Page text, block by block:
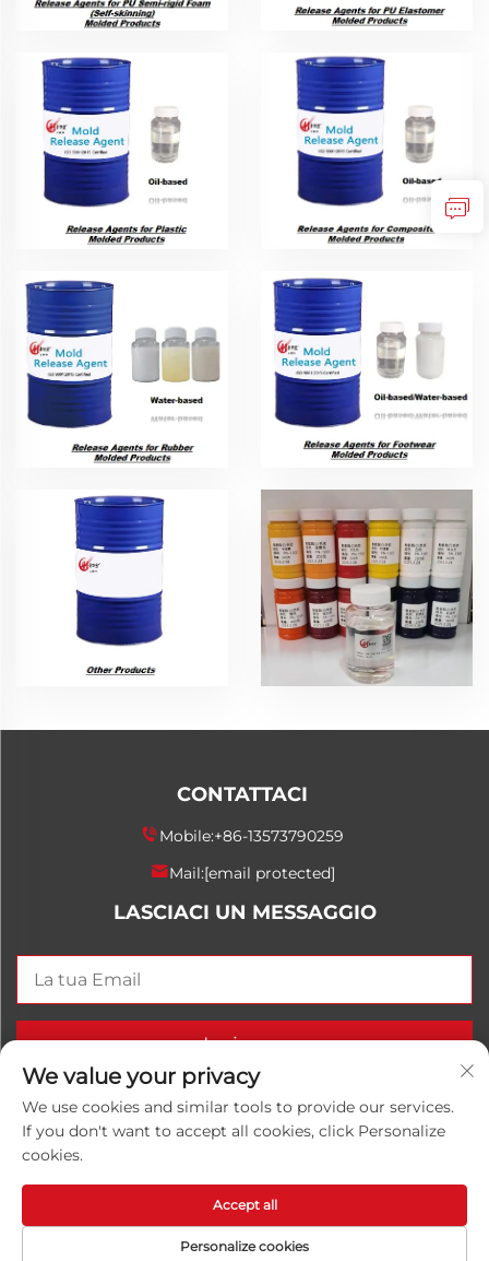
CONTATTACI
Mobile:+86-13573790259
Mail:[email protected]
LASCIACI UN MESSAGGIO
Invia ora
Copyright © 2026 China Shandong Luwanhong
sulla privacy
We value your privacy
We use cookies and similar tools to provide our services.
If you don't want to accept all cookies, click Personalize
cookies.
Personalize cookies
Accept all